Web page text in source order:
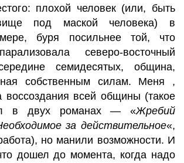
плохой человек (или, быть
под маской человека) в
буря посильнее той, что
северо-восточный
семидесятых, община,
собственным силам. Меня ,
воссоздания всей общины (такое
в двух романах — «Жребий
за действительное«,
но манили возможности. И
дошел до момента, когда надо